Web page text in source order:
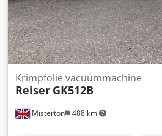
Misterton 488 km
Krimpfolie vacuümmachine
Reiser GK512B